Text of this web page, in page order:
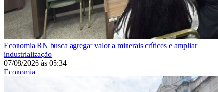
Economia RN busca agregar valor a minerais críticos e ampliar
industrialização
07/08/2026 às 05:34
Economia